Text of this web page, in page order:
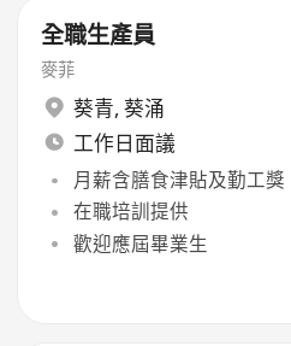
全職生產員
麥菲
葵青, 葵涌
工作日面議
月薪含膳食津貼及勤工獎
在職培訓提供
歡迎應屆畢業生